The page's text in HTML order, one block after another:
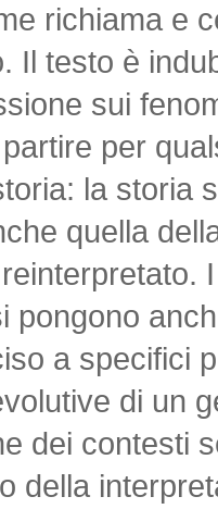
richiama e
Il testo è
sui
per
la storia
quella
pongono
a specifici
di un
dei contesti
della